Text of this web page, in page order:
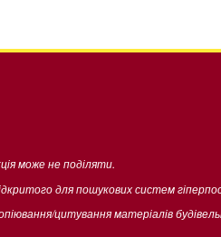
може не поділяти.
для пошукових систем
цитування матеріалів